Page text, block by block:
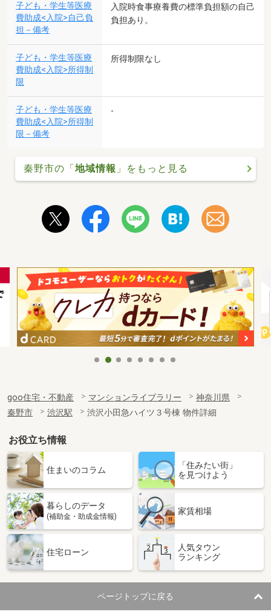
子ども・学生等医療
費助成<入院>自己負
担－備考
入院時食事療養費の標準負担額の自己
負担あり。
子ども・学生等医療
費助成<入院>所得制
限
所得制限なし
子ども・学生等医療
費助成<入院>所得制
限－備考
-
秦野市の「地域情報 」をもっと見る
goo住宅・不動産 マンションライブラリー
神奈川県
秦野市
渋沢駅 渋沢小田急ハイツ３号棟 物件詳細
お役立ち情報
住まいのコラム
「住みたい街」
を見つけよう
暮らしのデータ
(補助金・助成金情報)
家賃相場
住宅ローン
人気タウン
ランキング
ページトップに戻る